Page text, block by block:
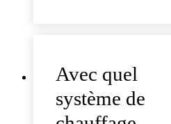
Avec quel
système de